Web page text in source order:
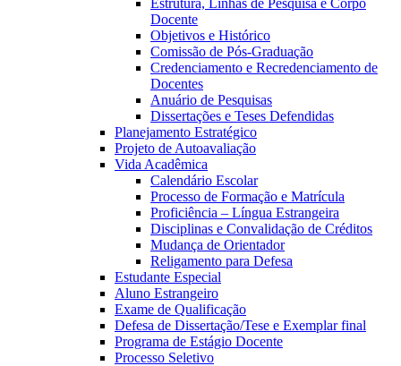
Estrutura, Linhas de Pesquisa e Corpo
Docente
Objetivos e Histórico
Comissão de Pós-Graduação
Credenciamento e Recredenciamento de
Docentes
Anuário de Pesquisas
Dissertações e Teses Defendidas
Planejamento Estratégico
Projeto de Autoavaliação
Vida Acadêmica
Calendário Escolar
Processo de Formação e Matrícula
Proficiência – Língua Estrangeira
Disciplinas e Convalidação de Créditos
Mudança de Orientador
Religamento para Defesa
Estudante Especial
Aluno Estrangeiro
Exame de Qualificação
Defesa de Dissertação/Tese e Exemplar final
Programa de Estágio Docente
Processo Seletivo